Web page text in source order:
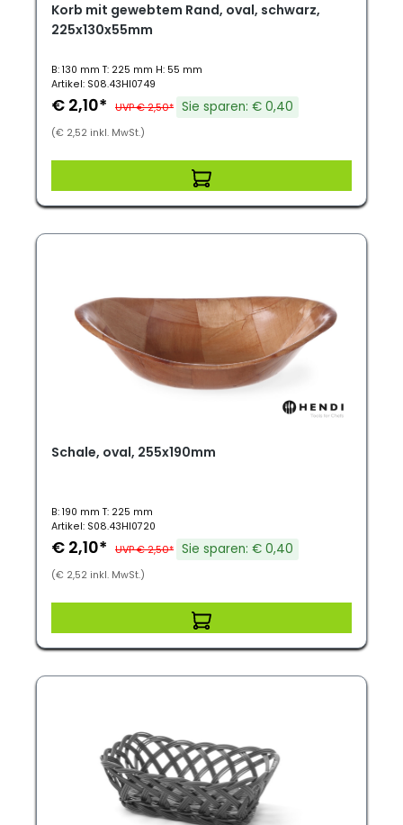
Korb mit gewebtem Rand, oval, schwarz,
225x130x55mm
B: 130 mm T: 225 mm H: 55 mm
Artikel: S08.43HI0749
€ 2,10* UVP € 2,50* Sie sparen: € 0,40
(€ 2,52 inkl. MwSt.)
Schale, oval, 255x190mm
B: 190 mm T: 225 mm
Artikel: S08.43HI0720
€ 2,10* UVP € 2,50* Sie sparen: € 0,40
(€ 2,52 inkl. MwSt.)